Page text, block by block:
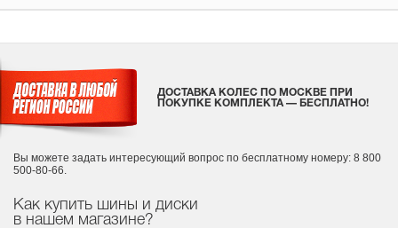
Как купить шины и диски
в нашем магазине?
ДОСТАВКА КОЛЕС ПО МОСКВЕ ПРИ
ПОКУПКЕ КОМПЛЕКТА — БЕСПЛАТНО!
Вы можете задать интересующий вопрос по бесплатному номеру: 8 800
500-80-66.